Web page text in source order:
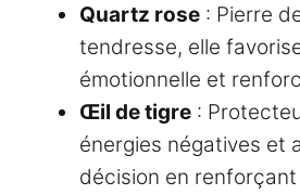
Quartz rose : Pierre
tendresse, elle
émotionnelle et
Œil de tigre :
énergies négatives et
décision en